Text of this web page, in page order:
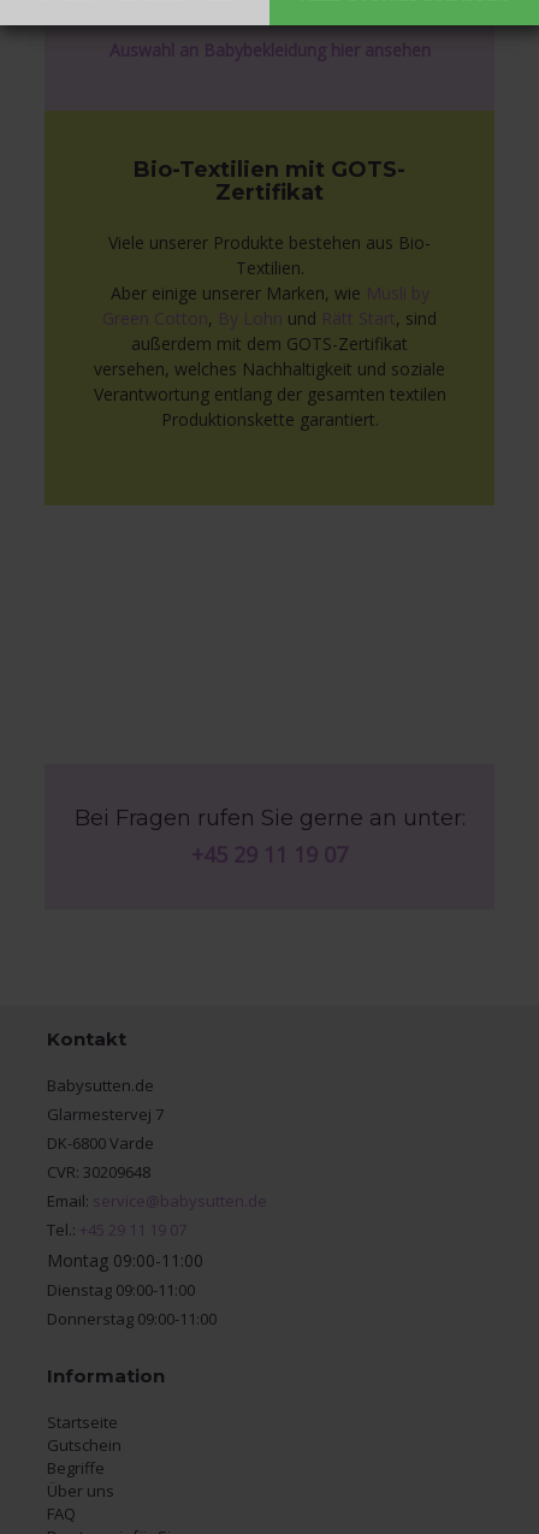
Auswahl an Babybekleidung hier ansehen
Bio-Textilien mit GOTS-
Zertifikat
Viele unserer Produkte bestehen aus Bio-
Textilien.
Aber einige unserer Marken, wie Müsli by
Green Cotton, By Lohn und Rätt Start, sind
außerdem mit dem GOTS-Zertifikat
versehen, welches Nachhaltigkeit und soziale
Verantwortung entlang der gesamten textilen
Produktionskette garantiert.
Bei Fragen rufen Sie gerne an unter:
+45 29 11 19 07
Kontakt
Babysutten.de
Glarmestervej 7
DK-6800 Varde
CVR: 30209648
Email: service@babysutten.de
Tel.: +45 29 11 19 07
Montag 09:00-11:00
Dienstag 09:00-11:00
Donnerstag 09:00-11:00
Information
Startseite
Gutschein
Begriffe
Über uns
FAQ